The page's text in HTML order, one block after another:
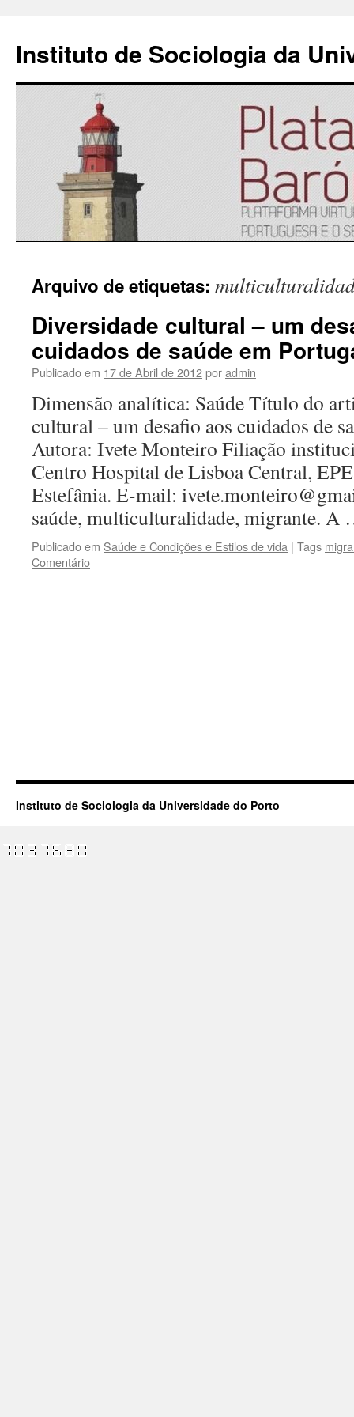
Instituto de Sociologia da
para
conteúdo
Arquivo de etiquetas:
Diversidade cultural – um
cuidados de saúde em
Publicado em 17 de Abril de 2012poradmin
Dimensão analítica: Saúde Título do
cultural – um desafio aos cuidados de
Autora: Ivete Monteiro Filiação
Centro Hospital de Lisboa Central,
Estefânia. E-mail:
saúde, multiculturalidade, migrante.
Publicado em Saúde e Condições e Estilos de vida | Tags
Comentário
Instituto de Sociologia da Universidade do Porto